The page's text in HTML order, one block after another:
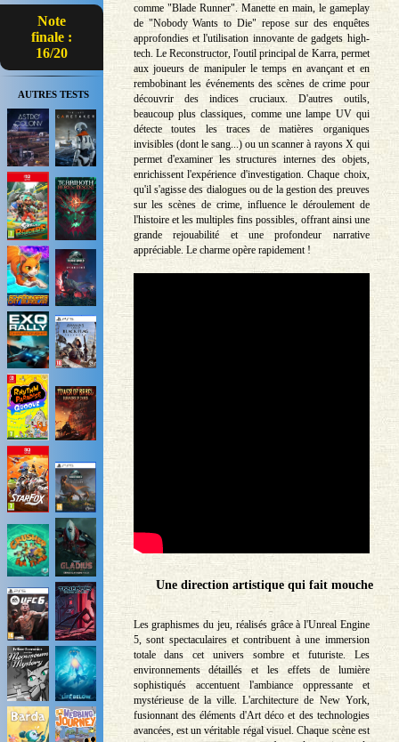
Note
finale :
16/20
AUTRES TESTS
comme "Blade Runner". Manette en main, le gameplay
de "Nobody Wants to Die" repose sur des enquêtes
approfondies et l'utilisation innovante de gadgets high-
tech. Le Reconstructor, l'outil principal de Karra, permet
aux joueurs de manipuler le temps en avançant et en
rembobinant les événements des scènes de crime pour
découvrir des indices cruciaux. D'autres outils,
beaucoup plus classiques, comme une lampe UV qui
détecte toutes les traces de matières organiques
invisibles (dont le sang...) ou un scanner à rayons X qui
permet d'examiner les structures internes des objets,
enrichissent l'expérience d'investigation. Chaque choix,
qu'il s'agisse des dialogues ou de la gestion des preuves
sur les scènes de crime, influence le déroulement de
l'histoire et les multiples fins possibles, offrant ainsi une
grande rejouabilité et une profondeur narrative
appréciable. Le charme opère rapidement !
Une direction artistique qui fait mouche
Les graphismes du jeu, réalisés grâce à l'Unreal Engine
5, sont spectaculaires et contribuent à une immersion
totale dans cet univers sombre et futuriste. Les
environnements détaillés et les effets de lumière
sophistiqués accentuent l'ambiance oppressante et
mystérieuse de la ville. L'architecture de New York,
fusionnant des éléments d'Art déco et des technologies
avancées, est un véritable régal visuel. Chaque scène est